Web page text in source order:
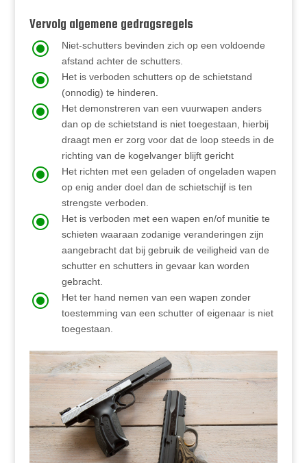
Vervolg algemene gedragsregels
\
Niet-schutters bevinden zich op een voldoende
afstand achter de schutters.
\
Het is verboden schutters op de schietstand
(onnodig) te hinderen.
\
Het demonstreren van een vuurwapen anders
dan op de schietstand is niet toegestaan, hierbij
draagt men er zorg voor dat de loop steeds in de
richting van de kogelvanger blijft gericht
\
Het richten met een geladen of ongeladen wapen
op enig ander doel dan de schietschijf is ten
strengste verboden.
\
Het is verboden met een wapen en/of munitie te
schieten waaraan zodanige veranderingen zijn
aangebracht dat bij gebruik de veiligheid van de
schutter en schutters in gevaar kan worden
gebracht.
\
Het ter hand nemen van een wapen zonder
toestemming van een schutter of eigenaar is niet
toegestaan.